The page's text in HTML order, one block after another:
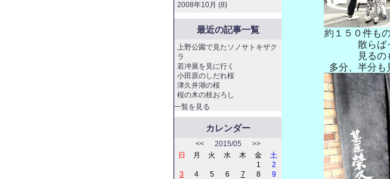
約１５０件も
散らば
見るの
多分、半分も
2008年10月 (8)
最近の記事一覧
上野公園で見たソノサトキザク
ラ
若冲展を見に行く
小田原のしだれ桜
津久井湖の桜
桜の木の枝おろし
一覧を見る
カレンダー
<<2015/05 >>
日
月 火 水 木 金
土
1
2
3
4 5 6 7 8
9